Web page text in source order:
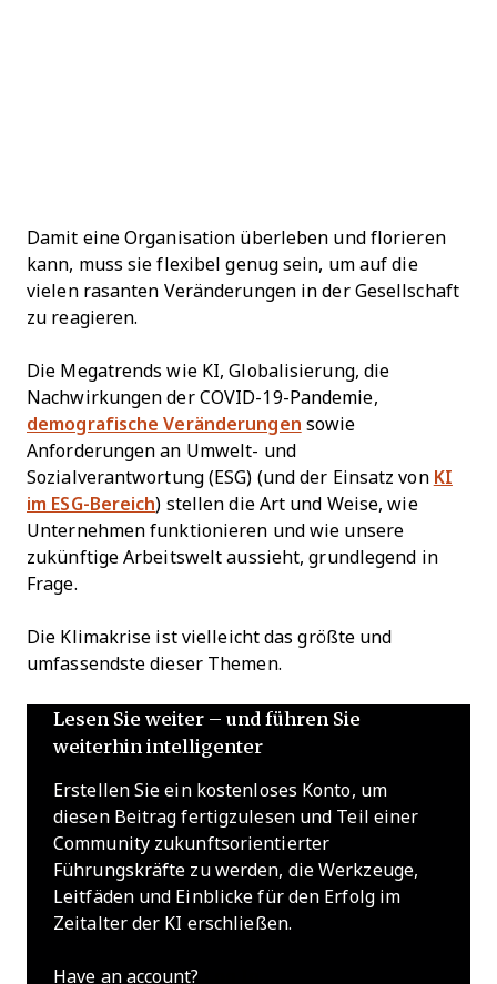
Damit eine Organisation überleben und florieren
kann, muss sie flexibel genug sein, um auf die
vielen rasanten Veränderungen in der Gesellschaft
zu reagieren.
Die Megatrends wie KI, Globalisierung, die
Nachwirkungen der COVID-19-Pandemie,
demografische Veränderungen sowie
Anforderungen an Umwelt- und
Sozialverantwortung (ESG) (und der Einsatz von KI
im ESG-Bereich) stellen die Art und Weise, wie
Unternehmen funktionieren und wie unsere
zukünftige Arbeitswelt aussieht, grundlegend in
Frage.
Die Klimakrise ist vielleicht das größte und
umfassendste dieser Themen.
Lesen Sie weiter – und führen Sie
weiterhin intelligenter
Erstellen Sie ein kostenloses Konto, um
diesen Beitrag fertigzulesen und Teil einer
Community zukunftsorientierter
Führungskräfte zu werden, die Werkzeuge,
Leitfäden und Einblicke für den Erfolg im
Zeitalter der KI erschließen.
Have an account?